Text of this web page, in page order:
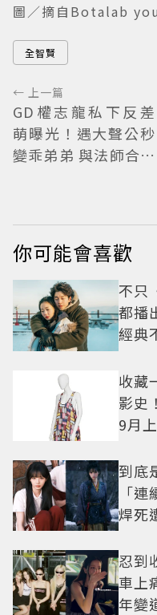
圖／摘自Botalab
全智賢
← 上一篇
GD權志龍私下反差
萌曝光！遇大聲公秒
變乖弟弟 與法師合照
你可能會喜歡
不只
都播
經典
收藏
影史
9月
到底
「
焊死
忍到
車上
年變